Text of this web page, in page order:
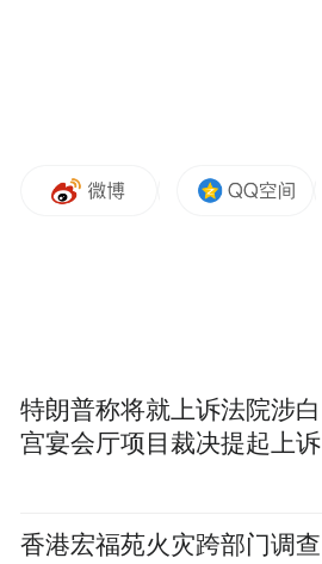
特朗普称将就上诉法院涉白
宫宴会厅项目裁决提起上诉
香港宏福苑火灾跨部门调查